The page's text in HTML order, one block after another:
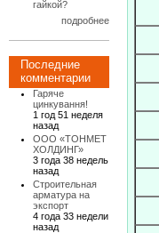
гайкой?
подробнее
Последние
комментарии
Гаряче
цинкування!
1 год 51 неделя
назад
ООО «ТОНМЕТ
ХОЛДИНГ»
3 года 38 недель
назад
Строительная
арматура на
экспорт
4 года 33 недели
назад